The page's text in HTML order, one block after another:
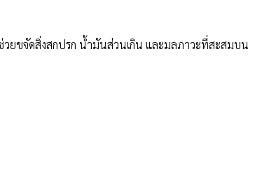
ยขจัดสิ่งสกปรก น้ำมันส่วนเกิน และมลภาวะที่สะสมบน